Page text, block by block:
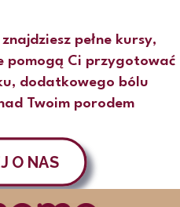
pełne kursy,
pomogą Ci przygotować
dodatkowego bólu
Twoim porodem
O NAS